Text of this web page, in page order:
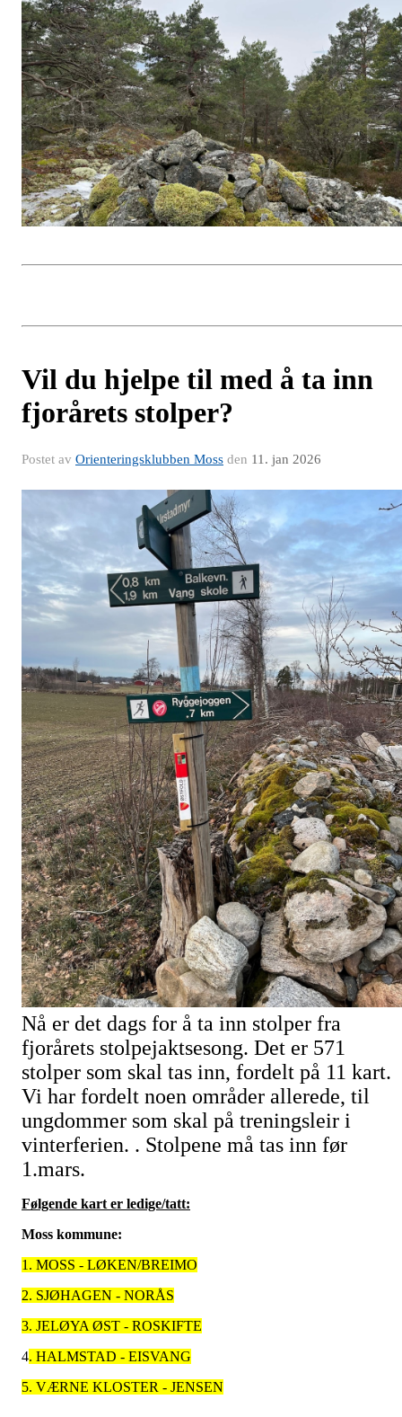
Vil du hjelpe til med å ta inn
fjorårets stolper?
Postet av Orienteringsklubben Moss den 11. jan 2026
Nå er det dags for å ta inn stolper fra
fjorårets stolpejaktsesong. Det er 571
stolper som skal tas inn, fordelt på 11 kart.
Vi har fordelt noen områder allerede, til
ungdommer som skal på treningsleir i
vinterferien. . Stolpene må tas inn før
1.mars.
Følgende kart er ledige/tatt:
Moss kommune:
1. MOSS - LØKEN/BREIMO
2. SJØHAGEN - NORÅS
3. JELØYA ØST - ROSKIFTE
4. HALMSTAD - EISVANG
5. VÆRNE KLOSTER - JENSEN